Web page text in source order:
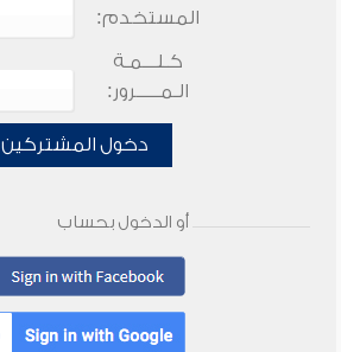
المستخدم:
كـلـــمـة
الـمـــــرور:
دخول المشتركين
أو الدخول بحساب